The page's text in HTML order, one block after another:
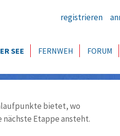
registrieren
SEE FERNWEH FORUM
bietet, wo
Etappe ansteht.